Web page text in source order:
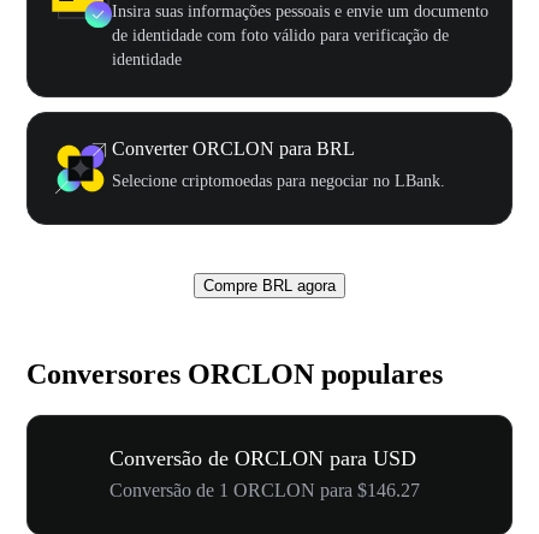
Insira suas informações pessoais e envie um documento
de identidade com foto válido para verificação de
identidade
Converter ORCLON para BRL
Selecione criptomoedas para negociar no LBank.
Compre BRL agora
Conversores ORCLON populares
Conversão de ORCLON para USD
Conversão de 1 ORCLON para $146.27